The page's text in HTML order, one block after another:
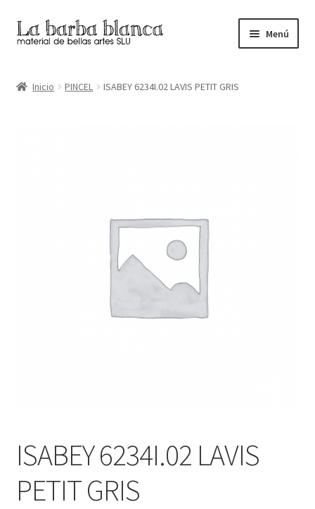
Ir
a
navegación
Ir
al
Menú
Inicio PINCEL ISABEY 6234I.02 LAVIS PETIT GRIS
ISABEY 6234I.02 LAVIS
PETIT GRIS